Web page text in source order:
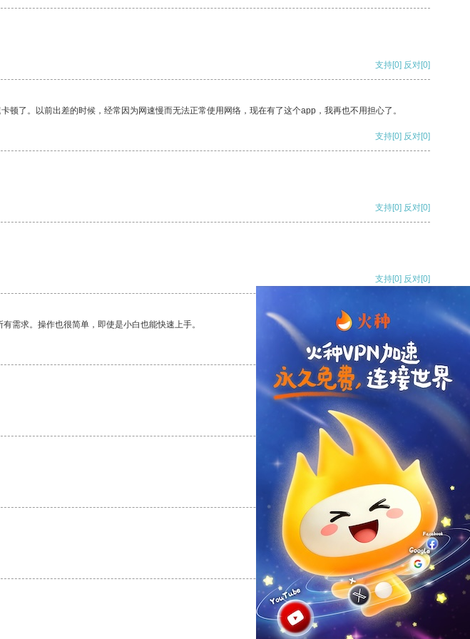
支持[0] 反对[0]
了。以前出差的时候，经常因为网速慢而无法正常使用网络，现在有了这个app，我再也不用担心了。
支持[0] 反对[0]
支持[0] 反对[0]
支持[0] 反对[0]
需求。操作也很简单，即使是小白也能快速上手。
支持[0] 反对
支持
反对 [0]
支持[0] 反对[0]